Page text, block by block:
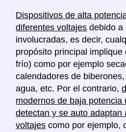
Dispositivos de alta
diferentes voltajes debido a
involucradas, es decir,
propósito principal implique
frío) como por ejemplo
calendadores de
agua, etc. Por el contrario,
modernos de baja potencia
detectan y se auto adaptan
voltajes como por ejemplo,